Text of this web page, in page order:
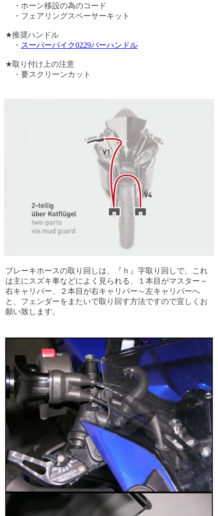
・ホーン移設の為のコード
・フェアリングスペーサーキット
★推奨ハンドル
・ スーパーバイク0229バーハンドル
★取り付け上の注意
・要スクリーンカット
ブレーキホースの取り回しは、『ｈ』字取り回しで、これ
は主にスズキ車などによく見られる、１本目がマスター～
右キャリパー、２本目が右キャリパー～左キャリパーへ
と、フェンダーをまたいで取り回す方法ですので宜しくお
願い致します。